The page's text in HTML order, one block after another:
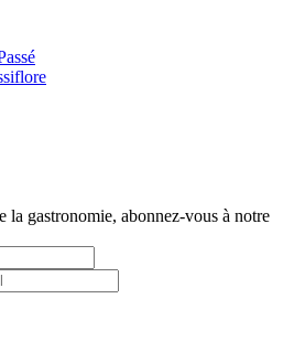
la gastronomie, abonnez-vous à notre